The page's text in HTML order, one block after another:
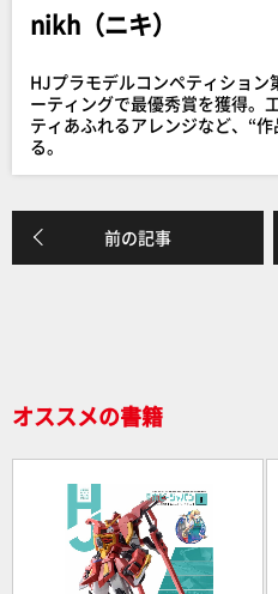
o
o
nikh（ニキ）
HJプラモデルコンペティション
ーティングで最優秀賞を獲得。
ティあふれるアレンジなど、“
る。
前の記事
オススメの書籍